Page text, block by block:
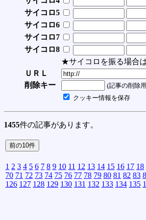
サイコロ5
サイコロ6
サイコロ7
サイコロ8
★サイコロを振る場合
ＵＲＬ
削除キー
(記事の削除
クッキー情報を保存
1455件の記事があります。
1 2 3 4 5 6 7 8 9 10 11 12 13 14 15 16 17 18
70 71 72 73 74 75 76 77 78 79 80 81 82 83
126 127 128 129 130 131 132 133 134 135